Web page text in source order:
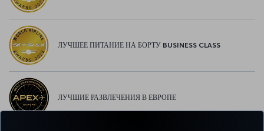
ЛУЧШЕЕ ПИТАНИЕ НА БОРТУ BUSINESS CLASS
ЛУЧШИЕ РАЗВЛЕЧЕНИЯ В ЕВРОПЕ